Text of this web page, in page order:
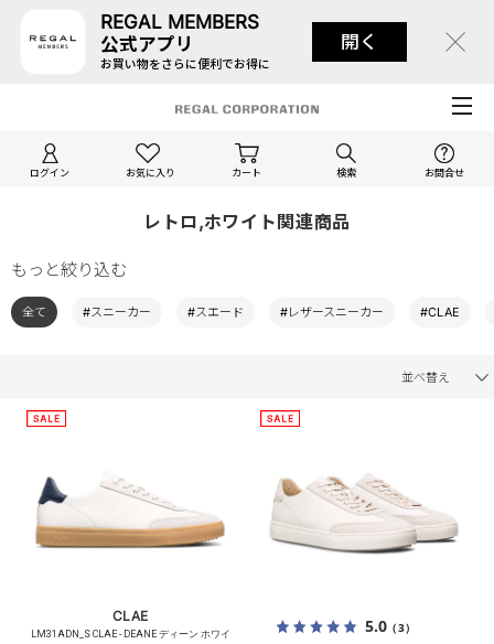
REGAL MEMBERS
公式アプリ
お買い物をさらに便利でお得に
開く
ログイン お気に入り カート 検索 お問合せ
レトロ,ホワイト関連商品
もっと絞り込む
全て #スニーカー #スエード #レザースニーカー #CLAE
並べ替え
CLAE
LM31ADN_S CLAE - DEANE ディーン ホワイ
5.0（3）